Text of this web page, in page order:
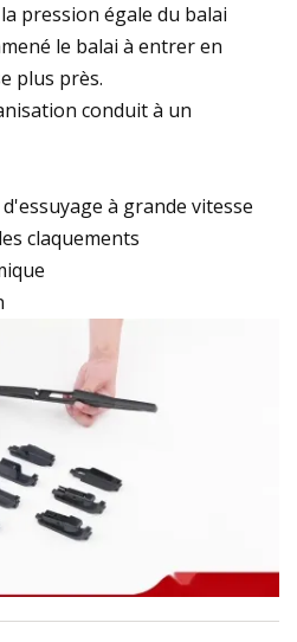
pression égale du balai
le balai à entrer en
plus près.
conduit à un
à grande vitesse
claquements